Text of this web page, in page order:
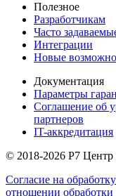
Полезное
Разработчикам
Часто
Интеграции
Новые
Документация
Параметры
Соглашение об
партнеров
IT-аккредитация
© 2018-2026 Р7
Согласие на
отношении